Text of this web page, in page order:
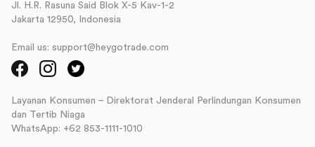
Jl. H.R. Rasuna Said Blok X-5 Kav-1-2
Jakarta 12950, Indonesia
Email us: support@heygotrade.com
Layanan Konsumen – Direktorat Jenderal Perlindungan Konsumen
dan Tertib Niaga
WhatsApp: +62 853-1111-1010